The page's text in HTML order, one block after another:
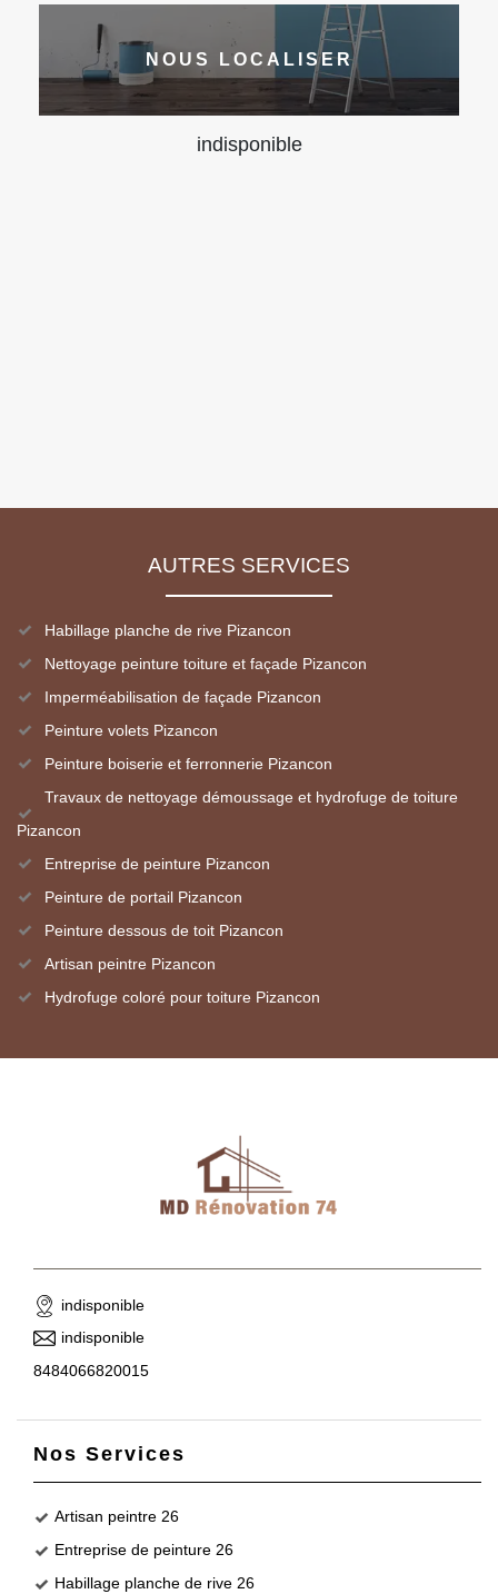
NOUS LOCALISER
indisponible
AUTRES SERVICES
Habillage planche de rive Pizancon
Nettoyage peinture toiture et façade Pizancon
Imperméabilisation de façade Pizancon
Peinture volets Pizancon
Peinture boiserie et ferronnerie Pizancon
Travaux de nettoyage démoussage et hydrofuge de toiture
Pizancon
Entreprise de peinture Pizancon
Peinture de portail Pizancon
Peinture dessous de toit Pizancon
Artisan peintre Pizancon
Hydrofuge coloré pour toiture Pizancon
indisponible
indisponible
8484066820015
Nos Services
Artisan peintre 26
Entreprise de peinture 26
Habillage planche de rive 26